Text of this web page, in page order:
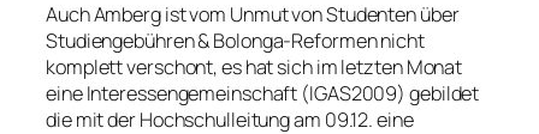
Auch Amberg ist vom Unmut von Studenten über
Studiengebühren & Bolonga-Reformen nicht
komplett verschont, es hat sich im letzten Monat
eine Interessengemeinschaft (IGAS2009) gebildet
die mit der Hochschulleitung am 09.12. eine